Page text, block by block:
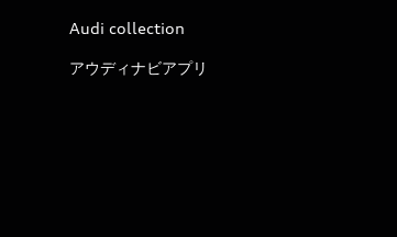
Audi collection
アウディナビアプリ